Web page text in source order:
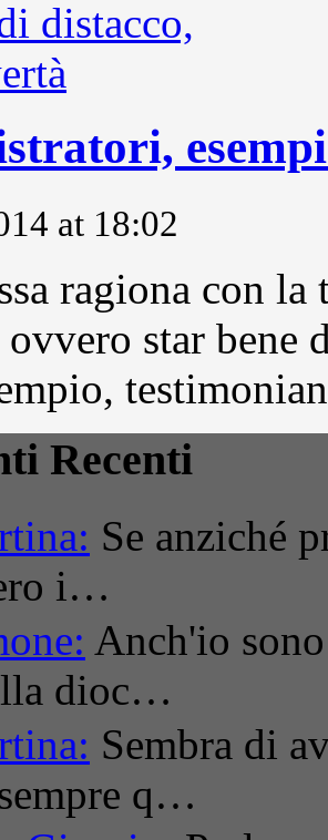
at 18:02
ragiona con
star
Recenti
Se anziché
i…
Anch'io
dioc…
Sembra di
q…